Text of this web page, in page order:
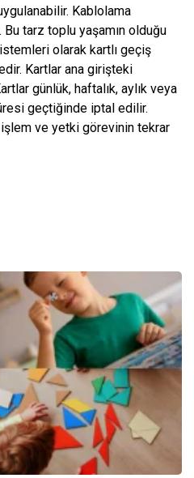
Kablolama
tarz toplu yaşamın olduğu
olarak kartlı geçiş
Kartlar ana girişteki
günlük, haftalık, aylık veya
geçtiğinde iptal edilir.
ve yetki görevinin tekrar